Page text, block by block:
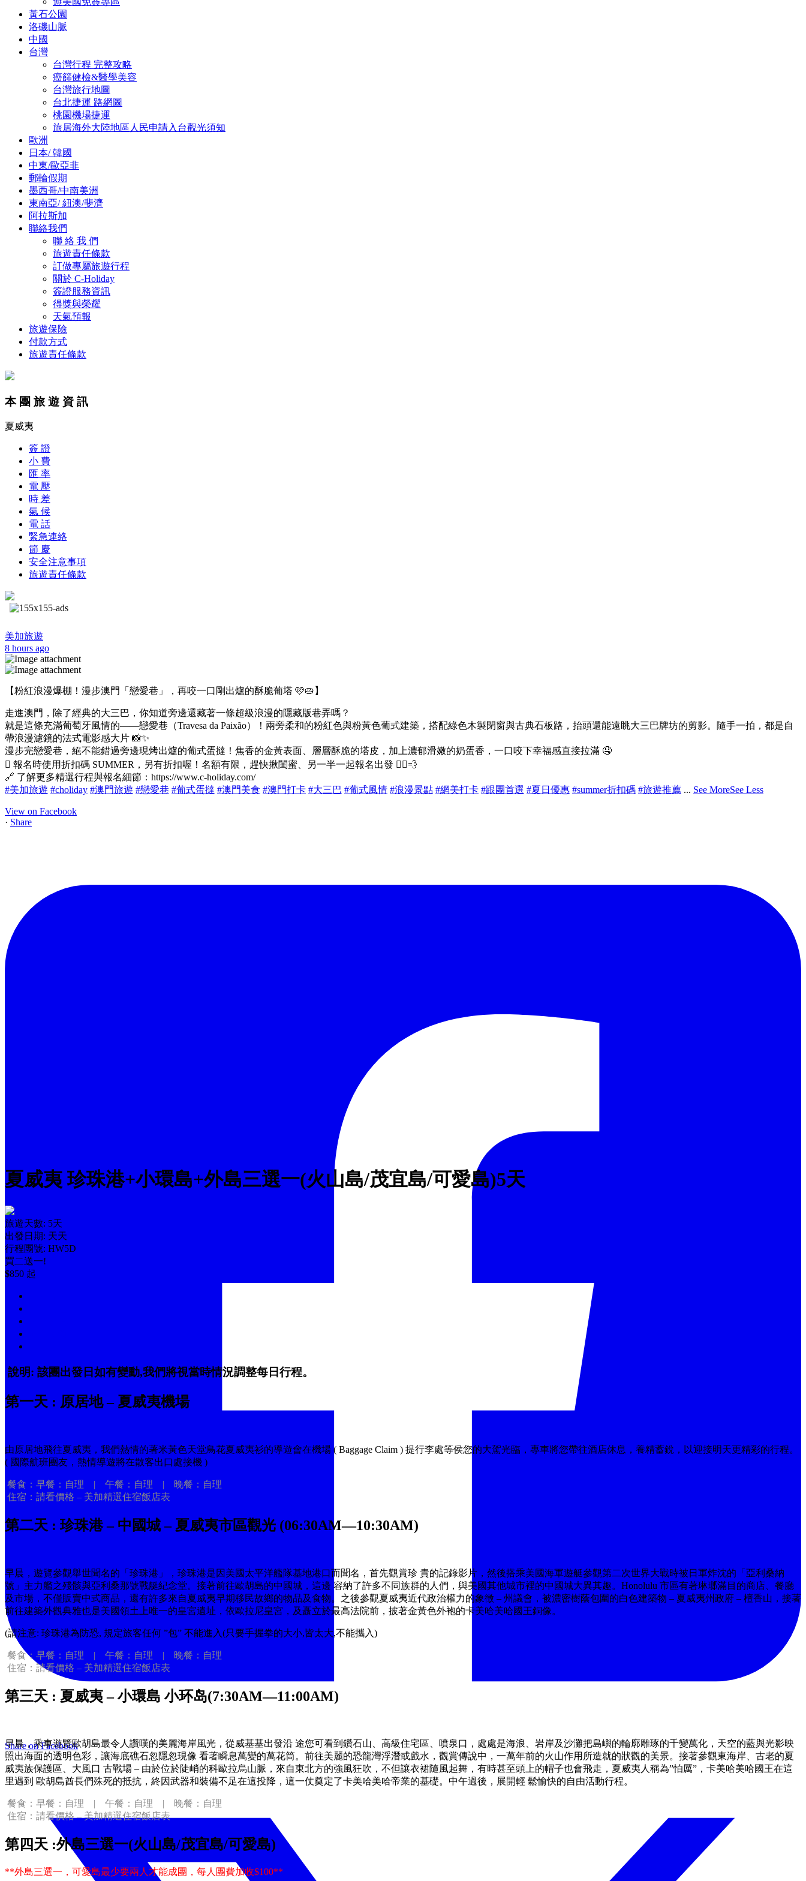
黃石公園
洛磯山脈
中國
台灣
台灣行程 完整攻略
癌篩健檢&醫學美容
台灣旅行地圖
台北捷運 路網圖
桃園機場捷運
旅居海外大陸地區人民申請入台觀光須知
歐洲
日本/ 韓國
中東/歐亞非
郵輪假期
墨西哥/中南美洲
東南亞/ 紐澳/斐濟
阿拉斯加
聯絡我們
聯 絡 我 們
旅遊責任條款
訂做專屬旅遊行程
關於 C-Holiday
簽證服務資訊
得獎與榮耀
天氣預報
旅遊保險
付款方式
旅遊責任條款
本 團 旅 遊 資 訊
夏威夷
簽 證
小 費
匯 率
電 壓
時 差
氣 候
電 話
緊急連絡
節 慶
安全注意事項
旅遊責任條款
美加旅遊
8 hours ago
【粉紅浪漫爆棚！漫步澳門「戀愛巷」，再咬一口剛出爐的酥脆葡塔 🩷🥧】
走進澳門，除了經典的大三巴，你知道旁邊還藏著一條超級浪漫的隱藏版巷弄嗎？
就是這條充滿葡萄牙風情的——戀愛巷（Travesa da Paixão）！兩旁柔和的粉紅色與粉黃色葡式建築，搭配綠色木製閉窗與古典石板路，抬頭還能遠眺大三巴牌坊的剪影。隨手一拍，都是自
帶浪漫濾鏡的法式電影感大片 📸✨
漫步完戀愛巷，絕不能錯過旁邊現烤出爐的葡式蛋撻！焦香的金黃表面、層層酥脆的塔皮，加上濃郁滑嫩的奶蛋香，一口咬下幸福感直接拉滿 🤤
🪎 報名時使用折扣碼 SUMMER，另有折扣喔！名額有限，趕快揪閨蜜、另一半一起報名出發 🏃‍♂️💨
🔗 了解更多精選行程與報名細節：https://www.c-holiday.com/
#美加旅遊 #choliday #澳門旅遊 #戀愛巷 #葡式蛋撻 #澳門美食 #澳門打卡 #大三巴 #葡式風情 #浪漫景點 #網美打卡 #跟團首選 #夏日優惠 #summer折扣碼 #旅遊推薦 ... See MoreSee Less
View on Facebook
· Share
Share on Facebook
夏威夷 珍珠港+小環島+外島三選一(火山島/茂宜島/可愛島)5天
旅遊天數: 5天
出發日期: 天天
行程團號: HW5D
買二送一!
$850 起
說明: 該團出發日如有變動,我們將視當時情況調整每日行程。
第一天 : 原居地 – 夏威夷機場
由原居地飛往夏威夷，我們熱情的著米黃色天堂鳥花夏威夷衫的導遊會在機場 ( Baggage Claim ) 提行李處等侯您的大駕光臨，專車將您帶往酒店休息，養精蓄銳，以迎接明天更精彩的行程。
( 國際航班團友，熱情導遊將在散客出口處接機 )
餐食：早餐：自理 | 午餐：自理 | 晚餐：自理
住宿：請看價格 – 美加精選住宿飯店表
第二天 : 珍珠港 – 中國城 – 夏威夷市區觀光 (06:30AM—10:30AM)
早晨，遊覽參觀舉世聞名的「珍珠港」，珍珠港是因美國太平洋艦隊基地港口而聞名，首先觀賞珍 貴的記錄影片，然後搭乘美國海軍遊艇參觀第二次世界大戰時被日軍炸沈的「亞利桑納
號」主力艦之殘骸與亞利桑那號戰艇紀念堂。接著前往歐胡島的中國城，這邊 容納了許多不同族群的人們，與美國其他城市裡的中國城大異其趣。Honolulu 市區有著琳瑯滿目的商店、餐廳
及市場，不僅販賣中式商品，還有許多來自夏威夷早期移民故鄉的物品及食物。之後參觀夏威夷近代政治權力的象徵 – 州議會，被濃密樹蔭包圍的白色建築物 – 夏威夷州政府 – 檀香山，接著
前往建築外觀典雅也是美國領土上唯一的皇宮遺址，依歐拉尼皇宮，及矗立於最高法院前，披著金黃色外袍的卡美哈美哈國王銅像。
(請注意: 珍珠港為防恐, 規定旅客任何 ”包” 不能進入(只要手握拳的大小,皆太大,不能攜入)
餐食：早餐：自理 | 午餐：自理 | 晚餐：自理
住宿：請看價格 – 美加精選住宿飯店表
第三天 : 夏威夷 – 小環島 小环岛(7:30AM—11:00AM)
早晨，乘車遊覽歐胡島最令人讚嘆的美麗海岸風光，從威基基出發沿 途您可看到鑽石山、高級住宅區、噴泉口，處處是海浪、岩岸及沙灘把島嶼的輪廓雕琢的千變萬化，天空的藍與光影映
照出海面的透明色彩，讓海底礁石忽隱忽現像 看著瞬息萬變的萬花筒。前往美麗的恐龍灣浮潛或戲水，觀賞傳說中，一萬年前的火山作用所造就的狀觀的美景。接著參觀東海岸、古老的夏
威夷族保護區、大風口 古戰場 – 由於位於陡峭的科歐拉烏山脈，來自東北方的強風狂吹，不但讓衣裙隨風起舞，有時甚至頭上的帽子也會飛走，夏威夷人稱為”怕厲”，卡美哈美哈國王在這
里遇到 歐胡島酋長們殊死的抵抗，終因武器和裝備不足在這投降，這一仗奠定了卡美哈美哈帝業的基礎。中午過後，展開輕 鬆愉快的自由活動行程。
餐食：早餐：自理 | 午餐：自理 | 晚餐：自理
住宿：請看價格 – 美加精選住宿飯店表
第四天 :外島三選一(火山島/茂宜島/可愛島)
**外島三選一，可愛島最少要兩人才能成團，每人團費加收$100**